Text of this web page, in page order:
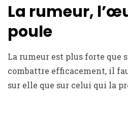
La rumeur,
poule
La rumeur est plus forte que
combattre efficacement, il
sur elle que sur celui qui la